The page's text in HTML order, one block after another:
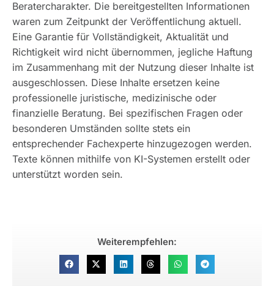
Beratercharakter. Die bereitgestellten Informationen
waren zum Zeitpunkt der Veröffentlichung aktuell.
Eine Garantie für Vollständigkeit, Aktualität und
Richtigkeit wird nicht übernommen, jegliche Haftung
im Zusammenhang mit der Nutzung dieser Inhalte ist
ausgeschlossen. Diese Inhalte ersetzen keine
professionelle juristische, medizinische oder
finanzielle Beratung. Bei spezifischen Fragen oder
besonderen Umständen sollte stets ein
entsprechender Fachexperte hinzugezogen werden.
Texte können mithilfe von KI-Systemen erstellt oder
unterstützt worden sein.
Weiterempfehlen: